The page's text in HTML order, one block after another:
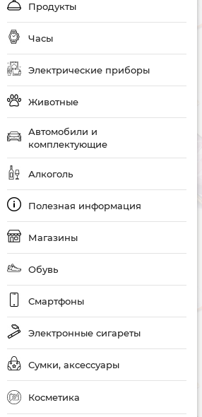
Продукты
Часы
Электрические приборы
Животные
Автомобили и
комплектующие
Алкоголь
Полезная информация
Магазины
Обувь
Смартфоны
Электронные сигареты
Сумки, аксессуары
Косметика